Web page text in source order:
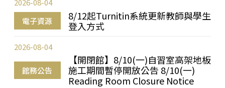
電子資源
8/12起Turnitin系統更新教師與學生
登入方式
2026-08-04
館務公告
【開閉館】8/10(一)自習室高架地板
施工期間暫停開放公告 8/10(一)
Reading Room Closure Notice
2026-08-04